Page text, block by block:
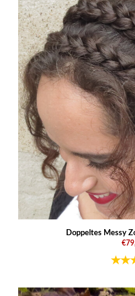
Doppeltes Messy